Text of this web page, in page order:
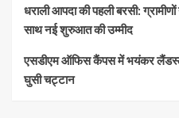
धराली आपदा की पहली बरसी:
साथ नई शुरुआत की उम्मीद
एसडीएम ऑफिस कैंपस में भयंकर
घुसी चट्टान